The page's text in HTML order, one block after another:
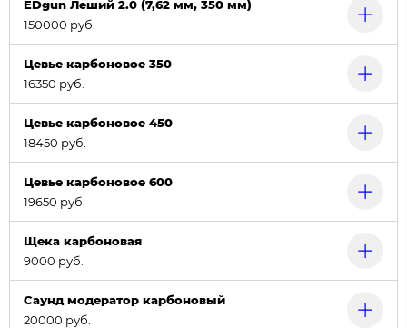
EDgun Леший 2.0 (7,62 мм, 350 мм)
150000 руб.
Цевье карбоновое 350
16350 руб.
Цевье карбоновое 450
18450 руб.
Цевье карбоновое 600
19650 руб.
Щека карбоновая
9000 руб.
Саунд модератор карбоновый
20000 руб.